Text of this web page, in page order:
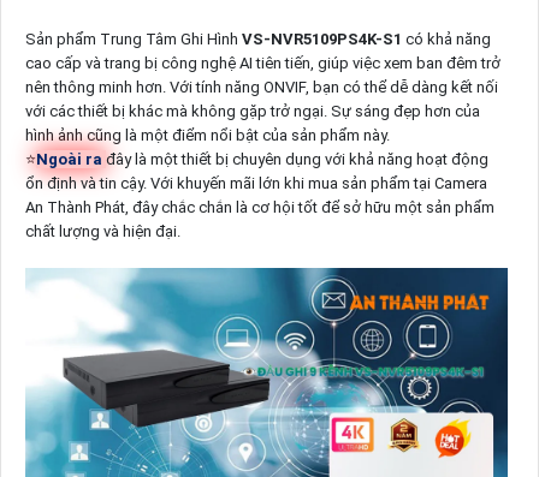
Sản phẩm Trung Tâm Ghi Hình VS-NVR5109PS4K-S1 có khả năng
cao cấp và trang bị công nghệ AI tiên tiến, giúp việc xem ban đêm trở
nên thông minh hơn. Với tính năng ONVIF, bạn có thể dễ dàng kết nối
với các thiết bị khác mà không gặp trở ngại. Sự sáng đẹp hơn của
hình ảnh cũng là một điểm nổi bật của sản phẩm này.
⭐Ngoài ra đây là một thiết bị chuyên dụng với khả năng hoạt động
ổn định và tin cậy. Với khuyến mãi lớn khi mua sản phẩm tại Camera
An Thành Phát, đây chắc chắn là cơ hội tốt để sở hữu một sản phẩm
chất lượng và hiện đại.